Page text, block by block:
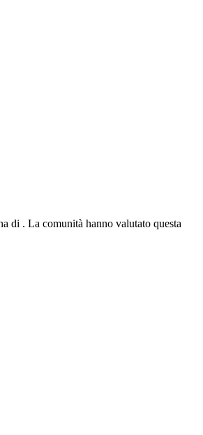
di . La comunità hanno valutato questa